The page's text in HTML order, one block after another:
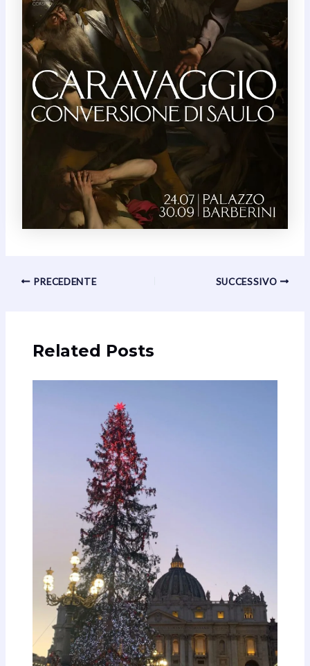
Navigazione
PRECEDENTE SUCCESSIVO
Related Posts